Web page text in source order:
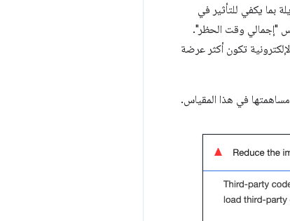
بما يكفي للتأثير في
"إجمالي وقت الحظر".
تكون أكثر عرضة